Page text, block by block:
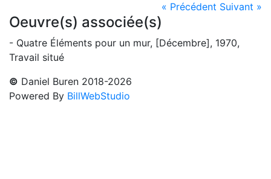
« Précédent Suivant »
Oeuvre(s) associée(s)
- Quatre Éléments pour un mur, [Décembre], 1970,
Travail situé
© Daniel Buren 2018-2026
Powered By BillWebStudio